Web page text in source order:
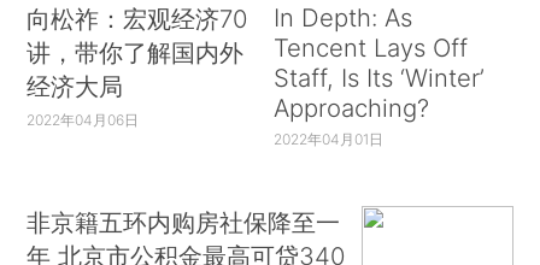
向松祚：宏观经济70
讲，带你了解国内外
经济大局
2022年04月06日
In Depth: As
Tencent Lays Off
Staff, Is Its ‘Winter’
Approaching?
2022年04月01日
非京籍五环内购房社保降至一
年 北京市公积金最高可贷340